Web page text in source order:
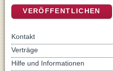
VERÖFFENTLICHEN
Kontakt
Verträge
Hilfe und Informationen